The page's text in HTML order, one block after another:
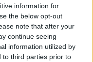
information for
the below opt-out
note that after your
continue seeing
information utilized by
to third parties prior to
USD
USD
49 milliárd